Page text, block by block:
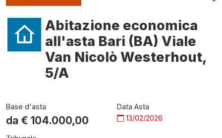
Abitazione economica
all'asta Bari (BA) Viale
Van Nicolò Westerhout,
5/A
Base d'asta
da € 104.000,00
Data Asta
13/02/2026